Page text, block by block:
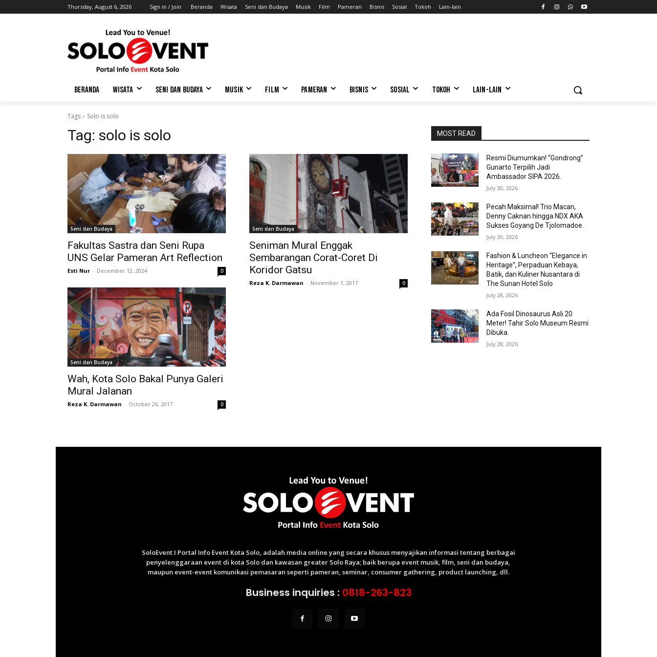
Thursday, August 6, 2026 Sign in / Join Beranda Wisata Seni dan Budaya Musik Film Pameran Bisnis Sosial Tokoh Lain-lain
BERANDA WISATA SENI DAN BUDAYA MUSIK FILM PAMERAN BISNIS SOSIAL TOKOH LAIN-LAIN
Tags Solo is solo
Tag: solo is solo
Seni dan Budaya
Fakultas Sastra dan Seni Rupa
UNS Gelar Pameran Art Reflection
Esti Nur - December 12, 2024 0
Seni dan Budaya
Seniman Mural Enggak
Sembarangan Corat-Coret Di
Koridor Gatsu
Reza K. Darmawan - November 1, 2017 0
Seni dan Budaya
Wah, Kota Solo Bakal Punya Galeri
Mural Jalanan
Reza K. Darmawan - October 26, 2017 0
MOST READ
Resmi Diumumkan! “Gondrong”
Gunarto Terpilih Jadi
Ambassador SIPA 2026.
July 30, 2026
Pecah Maksimal! Trio Macan,
Denny Caknan hingga NDX AKA
Sukses Goyang De Tjolomadoe.
July 30, 2026
Fashion & Luncheon “Elegance in
Heritage”, Perpaduan Kebaya,
Batik, dan Kuliner Nusantara di
The Sunan Hotel Solo
July 28, 2026
Ada Fosil Dinosaurus Asli 20
Meter! Tahir Solo Museum Resmi
Dibuka.
July 28, 2026
SoloEvent I Portal Info Event Kota Solo, adalah media online yang secara khusus menyajikan informasi tentang berbagai
penyelenggaraan event di kota Solo dan kawasan greater Solo Raya; baik berupa event musik, film, seni dan budaya,
maupun event-event komunikasi pemasaran seperti pameran, seminar, consumer gathering, product launching, dll.
Business inquiries : 0818-263-823